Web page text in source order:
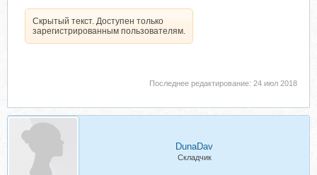
Скрытый текст. Доступен только
зарегистрированным пользователям.
Последнее редактирование: 24 июл 2018
DunaDav
Складчик